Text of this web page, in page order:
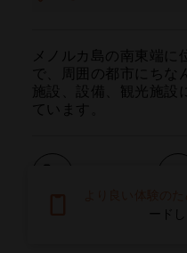
メノルカ島の南東端に
で、周囲の都市にちな
施設、設備、観光施設
ています。
電子
ード